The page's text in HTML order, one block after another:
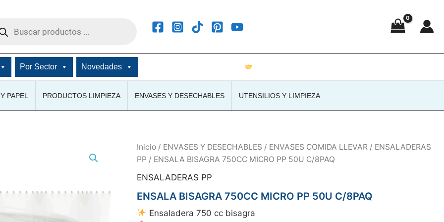
Por Sector Novedades
PAPEL PRODUCTOS LIMPIEZA ENVASES Y DESECHABLES UTENSILIOS Y LIMPIEZA
Inicio / ENVASES Y DESECHABLES / ENVASES COMIDA LLEVAR / ENSALADERAS
PP / ENSALA BISAGRA 750CC MICRO PP 50U C/8PAQ
ENSALADERAS PP
ENSALA BISAGRA 750CC MICRO PP 50U C/8PAQ
Ensaladera 750 cc bisagra